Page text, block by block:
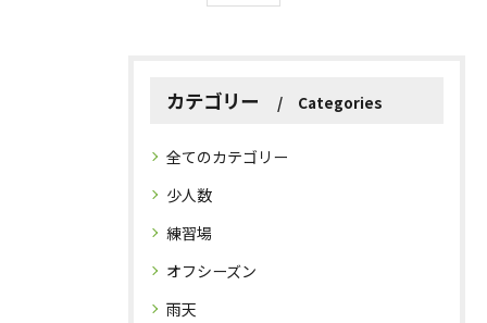
カテゴリー Categories
全てのカテゴリー
少人数
練習場
オフシーズン
雨天